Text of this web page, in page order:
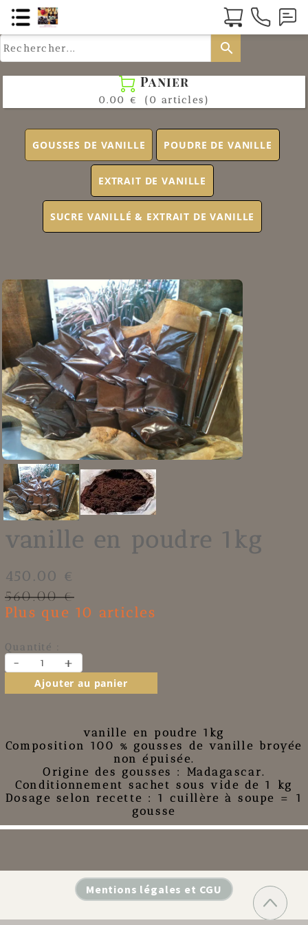
search
 Panier
0.00 € (0 articles)
GOUSSES DE VANILLE POUDRE DE VANILLE
EXTRAIT DE VANILLE
SUCRE VANILLÉ & EXTRAIT DE VANILLE
vanille en poudre 1kg
450.00 €
560.00 €
Plus que 10 articles
Quantité :
- +
Ajouter au panier
vanille en poudre 1kg
Composition 100 % gousses de vanille broyée
non épuisée.
Origine des gousses : Madagascar.
Conditionnement sachet sous vide de 1 kg
Dosage selon recette : 1 cuillère à soupe = 1
gousse
Mentions légales et CGU